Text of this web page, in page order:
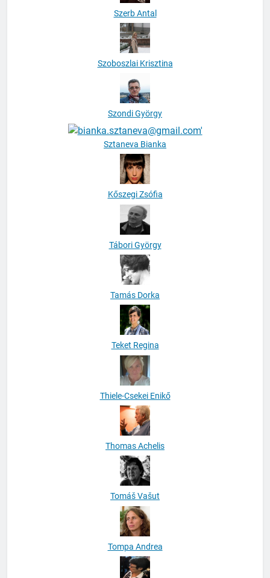
Szerb Antal
Szoboszlai Krisztina
Szondi György
Sztaneva Bianka
Kőszegi Zsófia
Tábori György
Tamás Dorka
Teket Regina
Thiele-Csekei Enikő
Thomas Achelis
Tomáš Vašut
Tompa Andrea